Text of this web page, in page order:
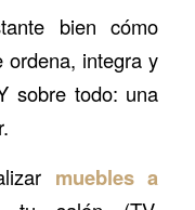
bien cómo
ordena, integra y
sobre todo: una
muebles a